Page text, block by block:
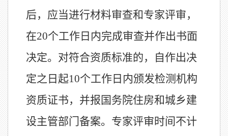
后，应当进行材料审查和专家评审，
在20个工作日内完成审查并作出书面
决定。对符合资质标准的，自作出决
定之日起10个工作日内颁发检测机构
资质证书，并报国务院住房和城乡建
设主管部门备案。专家评审时间不计